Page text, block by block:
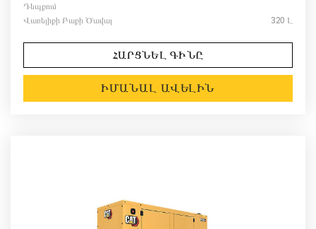
Դեպքում
Վառելիքի Բաքի Ծավալ 320 Լ
ՀԱՐՑՆԵԼ ԳԻՆԸ
ԻՄԱՆԱԼ ԱՎԵԼԻՆ